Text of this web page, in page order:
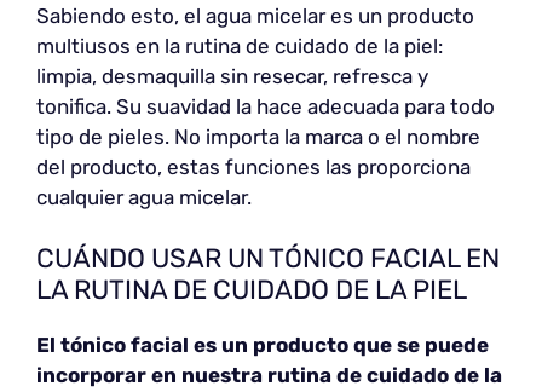
Sabiendo esto, el agua micelar es un producto
multiusos en la rutina de cuidado de la piel:
limpia, desmaquilla sin resecar, refresca y
tonifica. Su suavidad la hace adecuada para todo
tipo de pieles. No importa la marca o el nombre
del producto, estas funciones las proporciona
cualquier agua micelar.
CUÁNDO USAR UN TÓNICO FACIAL EN
LA RUTINA DE CUIDADO DE LA PIEL
El tónico facial es un producto que se puede
incorporar en nuestra rutina de cuidado de la